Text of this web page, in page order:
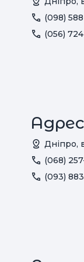
(098)
(056)
Дніпро,
(068)
(093)